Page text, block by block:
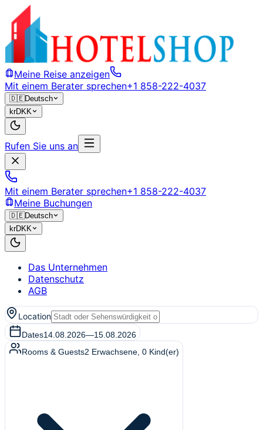
Meine Reise anzeigen
Mit einem Berater sprechen+1 858-222-4037
🇩🇪Deutsch
krDKK
Rufen Sie uns an
Mit einem Berater sprechen+1 858-222-4037
Meine Buchungen
🇩🇪Deutsch
krDKK
Das Unternehmen
Datenschutz
AGB
Location
Dates14.08.2026—15.08.2026
Rooms & Guests2 Erwachsene 0 Kind(er)